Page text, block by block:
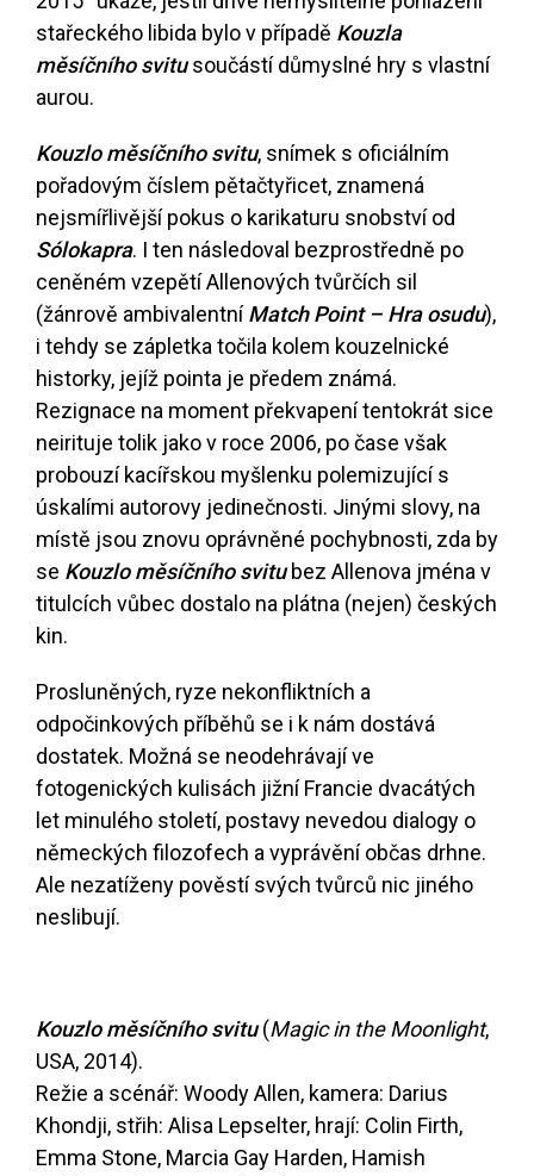
stařeckého libida bylo v případě Kouzla
měsíčního svitusoučástí důmyslné hry s vlastní
aurou.
Kouzlo měsíčního svitu, snímek s oficiálním
pořadovým číslem pětačtyřicet, znamená
nejsmířlivější pokus o karikaturu snobství od
Sólokapra. I ten následoval bezprostředně po
ceněném vzepětí Allenových tvůrčích sil
(žánrově ambivalentníMatch Point – Hra osudu),
i tehdy se zápletka točila kolem kouzelnické
historky, jejíž pointa je předem známá.
Rezignace na moment překvapení tentokrát sice
neirituje tolik jako v roce 2006, po čase však
probouzí kacířskou myšlenku polemizující s
úskalími autorovy jedinečnosti. Jinými slovy, na
místě jsou znovu oprávněné pochybnosti, zda by
se Kouzlo měsíčního svitubez Allenova jména v
titulcích vůbec dostalo na plátna (nejen) českých
kin.
Prosluněných, ryze nekonfliktních a
odpočinkových příběhů se i k nám dostává
dostatek. Možná se neodehrávají ve
fotogenických kulisách jižní Francie dvacátých
let minulého století, postavy nevedou dialogy o
německých filozofech a vyprávění občas drhne.
Ale nezatíženy pověstí svých tvůrců nic jiného
neslibují.
Kouzlo měsíčního svitu (Magic in theMoonlight,
USA, 2014).
Režie a scénář: Woody Allen, kamera: Darius
Khondji, střih: Alisa Lepselter, hrají: Colin Firth,
Emma Stone, Marcia Gay Harden, Hamish